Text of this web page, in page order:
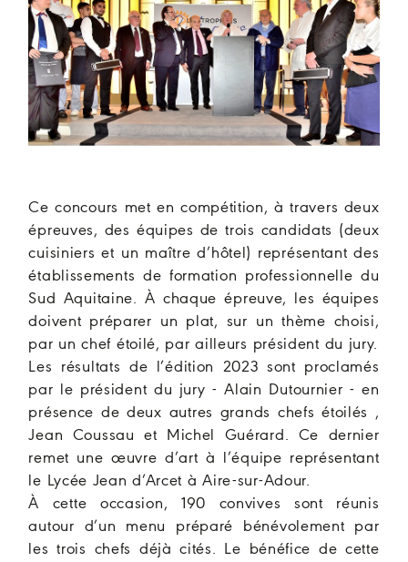
Ce concours met en compétition, à travers deux
épreuves, des équipes de trois candidats (deux
cuisiniers et un maître d’hôtel) représentant des
établissements de formation professionnelle du
Sud Aquitaine. À chaque épreuve, les équipes
doivent préparer un plat, sur un thème choisi,
par un chef étoilé, par ailleurs président du jury.
Les résultats de l’édition 2023 sont proclamés
par le président du jury - Alain Dutournier - en
présence de deux autres grands chefs étoilés ,
Jean Coussau et Michel Guérard. Ce dernier
remet une œuvre d’art à l’équipe représentant
le Lycée Jean d’Arcet à Aire-sur-Adour.
À cette occasion, 190 convives sont réunis
autour d’un menu préparé bénévolement par
les trois chefs déjà cités. Le bénéfice de cette